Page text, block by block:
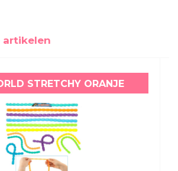
artikelen
STRETCHY ORANJE